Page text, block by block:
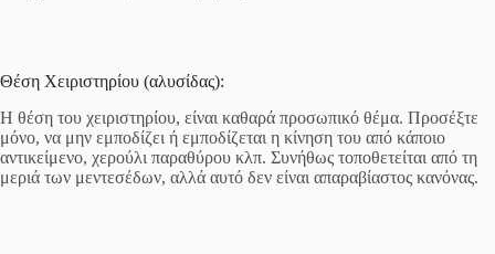
Θέση Χειριστηρίου (αλυσίδας):
Η θέση του χειριστηρίου, είναι καθαρά προσωπικό θέμα. Προσέξτε
μόνο, να μην εμποδίζει ή εμποδίζεται η κίνηση του από κάποιο
αντικείμενο, χερούλι παραθύρου κλπ. Συνήθως τοποθετείται από τη
μεριά των μεντεσέδων, αλλά αυτό δεν είναι απαραβίαστος κανόνας.